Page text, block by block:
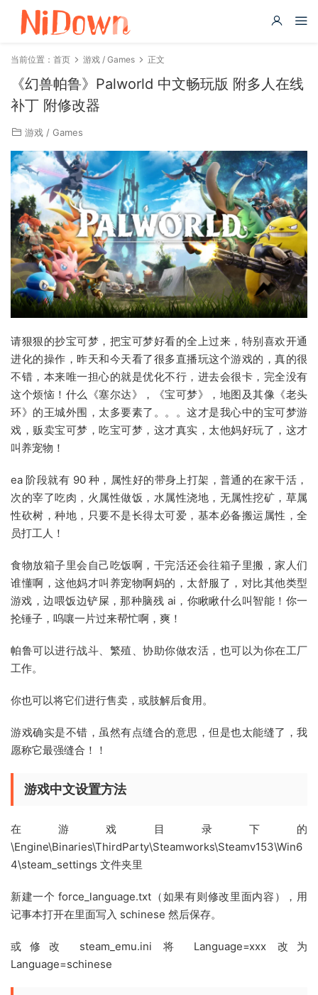
当前位置： 首页 游戏 / Games 正文
《幻兽帕鲁》Palworld 中文畅玩版 附多人在线
补丁 附修改器
游戏 / Games
请狠狠的抄宝可梦，把宝可梦好看的全上过来，特别喜欢开通
进化的操作，昨天和今天看了很多直播玩这个游戏的，真的很
不错，本来唯一担心的就是优化不行，进去会很卡，完全没有
这个烦恼！什么《塞尔达》，《宝可梦》，地图及其像《老头
环》的王城外围，太多要素了。。。这才是我心中的宝可梦游
戏，贩卖宝可梦，吃宝可梦，这才真实，太他妈好玩了，这才
叫养宠物！
ea 阶段就有 90 种，属性好的带身上打架，普通的在家干活，
次的宰了吃肉，火属性做饭，水属性浇地，无属性挖矿，草属
性砍树，种地，只要不是长得太可爱，基本必备搬运属性，全
员打工人！
食物放箱子里会自己吃饭啊，干完活还会往箱子里搬，家人们
谁懂啊，这他妈才叫养宠物啊妈的，太舒服了，对比其他类型
游戏，边喂饭边铲屎，那种脑残 ai，你瞅瞅什么叫智能！你一
抡锤子，呜嚷一片过来帮忙啊，爽！
帕鲁可以进行战斗、繁殖、协助你做农活，也可以为你在工厂
工作。
你也可以将它们进行售卖，或肢解后食用。
游戏确实是不错，虽然有点缝合的意思，但是也太能缝了，我
愿称它最强缝合！！
游戏中文设置方法
在游戏目录下的
\Engine\Binaries\ThirdParty\Steamworks\Steamv153\Win6
4\steam_settings 文件夹里
新建一个 force_language.txt（如果有则修改里面内容），用
记事本打开在里面写入 schinese 然后保存。
或修改 steam_emu.ini 将 Language=xxx 改为
Language=schinese